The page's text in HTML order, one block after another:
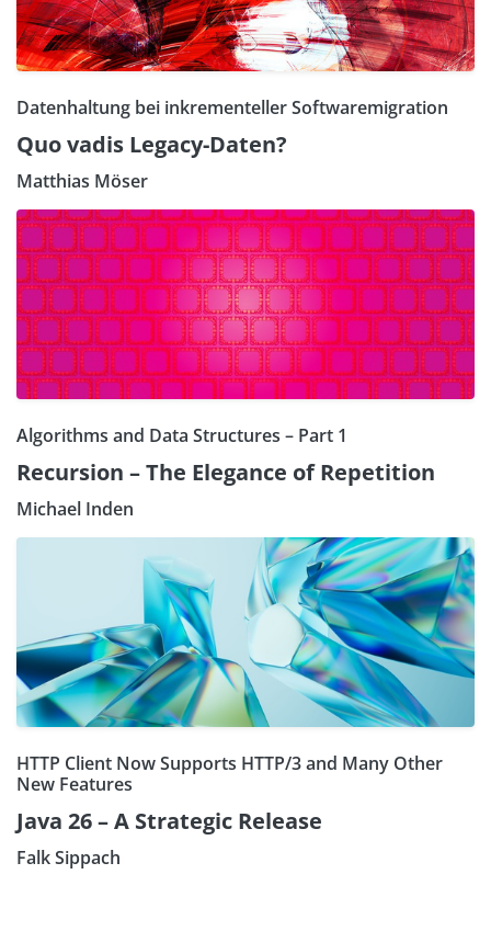
Datenhaltung bei inkrementeller Softwaremigration
Quo vadis Legacy-Daten?
Matthias Möser
Algorithms and Data Structures – Part 1
Recursion – The Elegance of Repetition
Michael Inden
HTTP Client Now Supports HTTP/3 and Many Other
New Features
Java 26 – A Strategic Release
Falk Sippach